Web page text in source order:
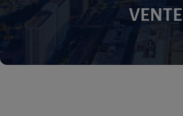
VENTE